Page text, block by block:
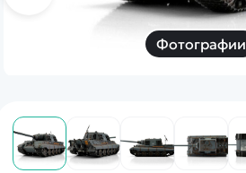
Фотографии
Дополнительный способ связи
WhatsApp/Мобильный